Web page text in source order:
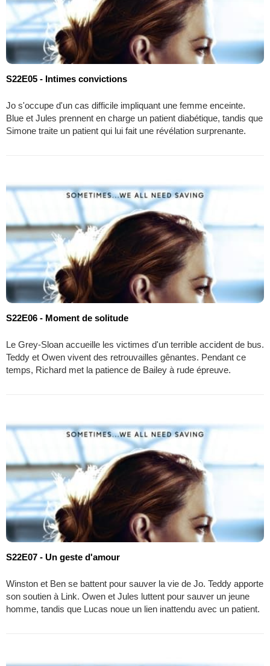
S22E05 - Intimes convictions
Jo s'occupe d'un cas difficile impliquant une femme enceinte.
Blue et Jules prennent en charge un patient diabétique, tandis que
Simone traite un patient qui lui fait une révélation surprenante.
S22E06 - Moment de solitude
Le Grey-Sloan accueille les victimes d'un terrible accident de bus.
Teddy et Owen vivent des retrouvailles gênantes. Pendant ce
temps, Richard met la patience de Bailey à rude épreuve.
S22E07 - Un geste d'amour
Winston et Ben se battent pour sauver la vie de Jo. Teddy apporte
son soutien à Link. Owen et Jules luttent pour sauver un jeune
homme, tandis que Lucas noue un lien inattendu avec un patient.